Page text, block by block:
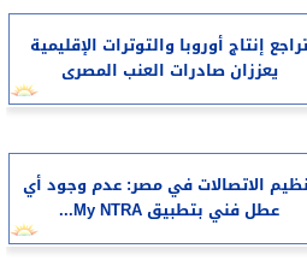
تراجع إنتاج أوروبا والتوترات الإقليمية
يعززان صادرات العنب المصرى
الاتصالات في مصر: عدم وجود أي
عطل فني بتطبيق My NTRA...